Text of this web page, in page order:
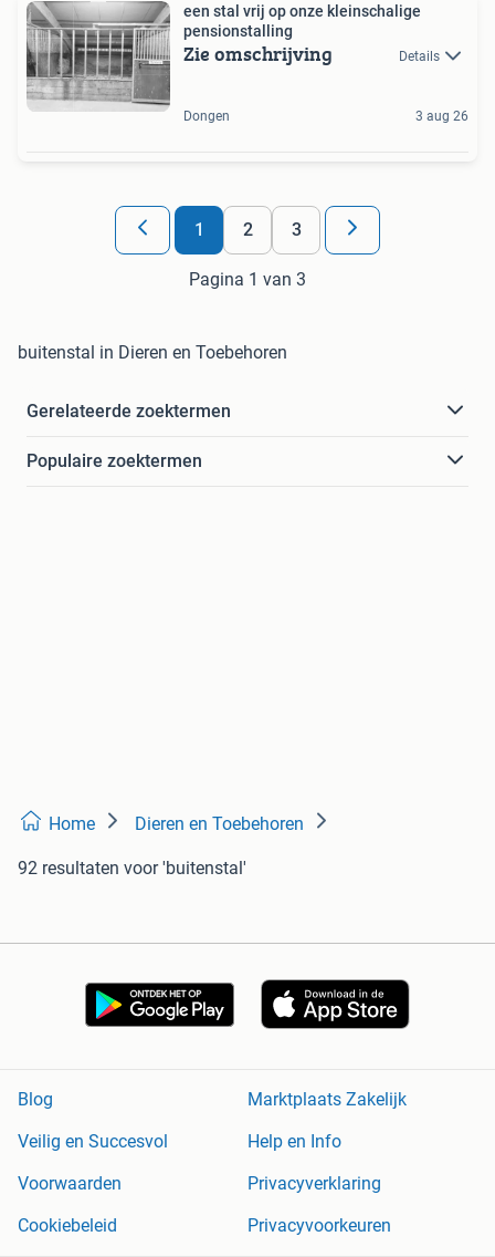
een stal vrij op onze kleinschalige
pensionstalling
Zie omschrijving Details
Dongen 3 aug 26
1 2 3
Pagina 1 van 3
buitenstal in Dieren en Toebehoren
Gerelateerde zoektermen
Populaire zoektermen
Home Dieren en Toebehoren
92 resultaten voor 'buitenstal'
Blog
Marktplaats Zakelijk
Veilig en Succesvol
Help en Info
Voorwaarden
Privacyverklaring
Cookiebeleid
Privacyvoorkeuren